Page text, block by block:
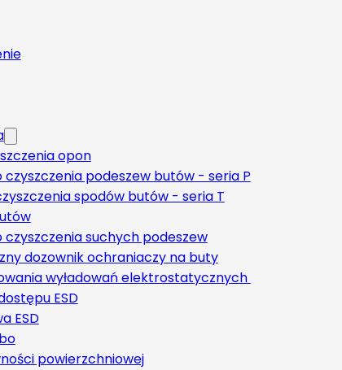
opon
czyszczenia podeszew butów - seria P
spodów butów - seria T
czyszczenia suchych podeszew
dozownik ochraniaczy na buty
wyładowań elektrostatycznych
ESD
ESD
powierzchniowej